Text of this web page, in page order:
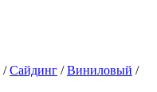
/ Сайдинг / Виниловый /